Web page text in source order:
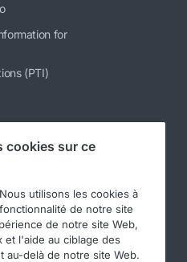
for
(PTI)
cookies sur ce
utilisons les cookies à
de notre site
de notre site Web,
et l'aide au ciblage des
au-delà de notre site Web.